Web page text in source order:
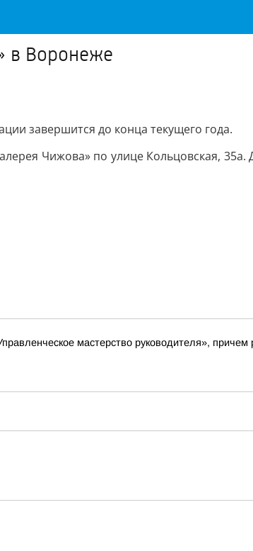
в Воронеже
завершится до конца текущего года.
Чижова» по улице Кольцовская, 35а.
мастерство руководителя», причем